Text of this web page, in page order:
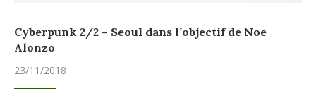
Cyberpunk 2/2 – Seoul dans l’objectif de Noe
Alonzo
23/11/2018